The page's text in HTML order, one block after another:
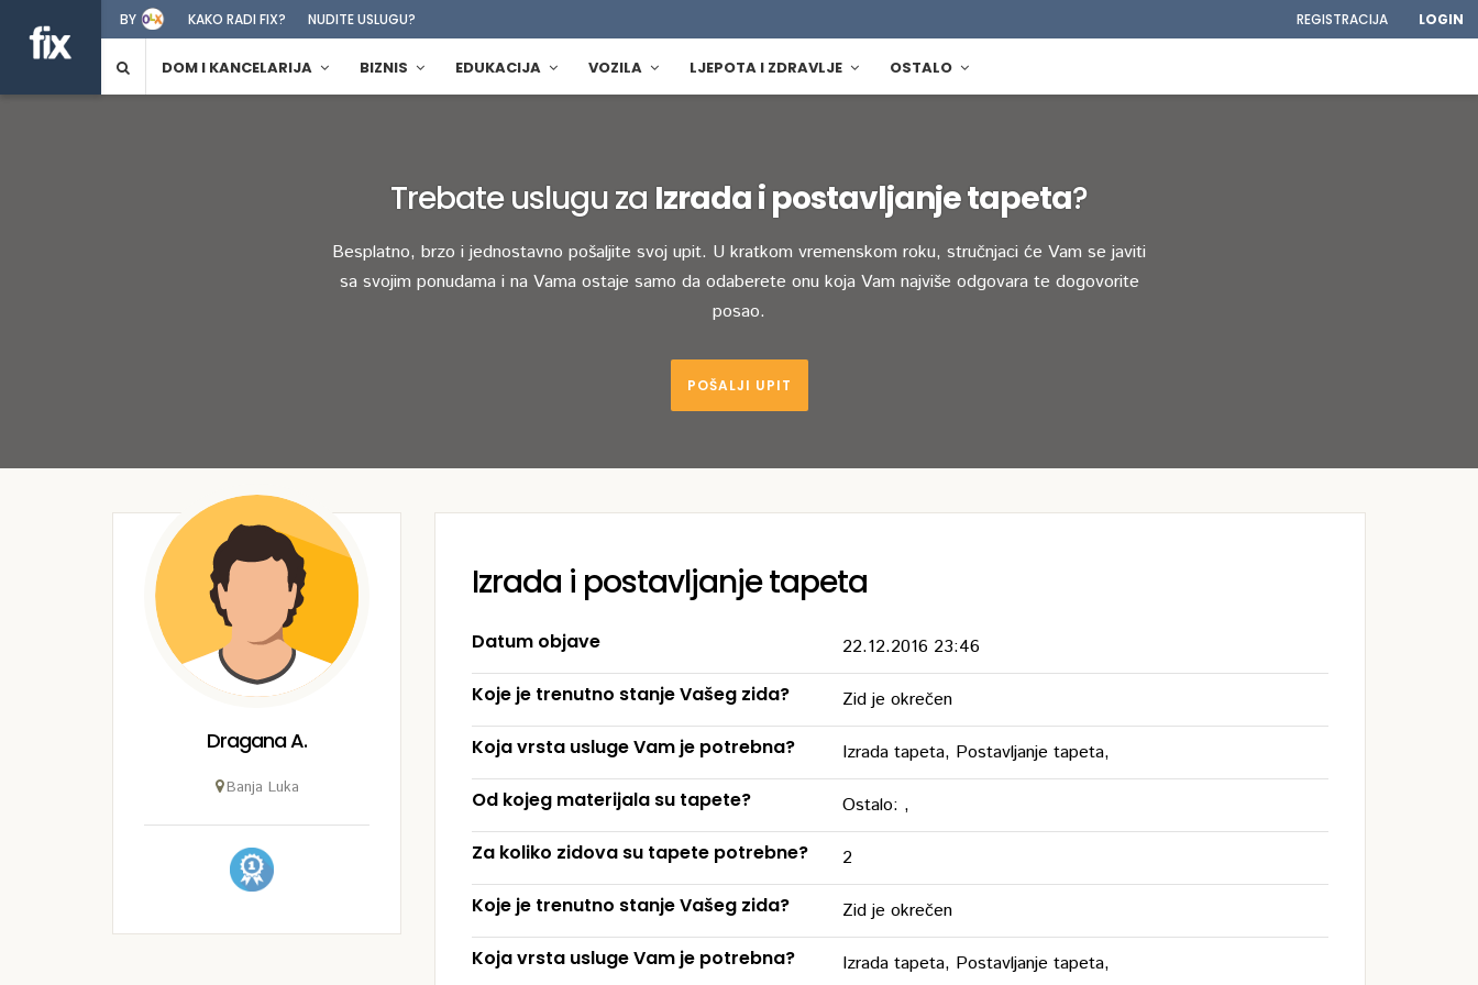
BY KAKO RADI FIX? NUDITE USLUGU? REGISTRACIJA LOGIN
DOM I KANCELARIJA BIZNIS EDUKACIJA VOZILA LJEPOTA I ZDRAVLJE OSTALO
Trebate uslugu za Izrada i postavljanje tapeta?
Besplatno, brzo i jednostavno pošaljite svoj upit. U kratkom vremenskom roku, stručnjaci će Vam se javiti
sa svojim ponudama i na Vama ostaje samo da odaberete onu koja Vam najviše odgovara te dogovorite
posao.
POŠALJI UPIT
Izrada i postavljanje tapeta
Datum objave
22.12.2016 23:46
Koje je trenutno stanje Vašeg zida?
Zid je okrečen
Koja vrsta usluge Vam je potrebna?
Izrada tapeta, Postavljanje tapeta,
Od kojeg materijala su tapete?
Ostalo: ,
Za koliko zidova su tapete potrebne?
2
Koje je trenutno stanje Vašeg zida?
Zid je okrečen
Koja vrsta usluge Vam je potrebna?
Izrada tapeta, Postavljanje tapeta,
Dragana A.
Banja Luka